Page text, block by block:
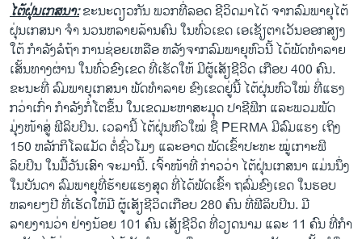
ໄຕ້ຝຸ່ນເກສນາ:ຂະນະດຽວກັນ ພວກທີ່ລອດ ຊີວິດມາໄດ້ ຈາກລົມພາຍຸໄຕ້
ຝຸ່ນເກສນາ ຈຳ ນວນຫລາຍລ້ານຄົນ ໃນທົ່ວເຂດ ເອເຊັຽຕາເວັນອອກສຽງ
ໃຕ້ ກຳລັງລໍຖ້າ ການຊ່ອຍເຫລືອ ຫລັງຈາກລົມພາຍຸຫົວນີ້ ໄດ້ພັດທຳລາຍ
ເສັ້ນທາງຜ່ານ ໃນທົ່ວຂົງເຂດ ທີ່ເຮັດໃຫ້ ມີຜູ້ເສັຽຊີວິດ ເກືອບ 400 ຄົນ.
ຂະນະທີ່ ລົມພາຍຸເກສນາ ພັດທຳລາຍ ຂົງເຂດຢູ່ນີ້ ໄຕ້ຝຸ່ນຫົວໃໝ່ ທີ່ແຮງ
ກວ່າເກົ່າ ກຳລັງກໍ່ໂຕຂຶ້ນ ໃນເຂດມະຫາສະມຸດ ປາຊີຟິກ ແລະພວມພັດ
ມຸ່ງໜ້າສູ່ ຟີລິບປິນ. ເວລານີ້ ໄຕ້ຝຸ່ນຫົວໃໝ່ ຊື່ PERMA ມີລົມແຮງ ເຖິງ
150 ຫລັກກິໂລແມັດ ຕໍ່ຊົ່ວໂມງ ແລະອາດ ພັດເຂົ້າປະທະ ໝູ່ເກາະຟິ
ລິບປິນ ໃນມື້ວັນເສົາ ຈະມານີ້. ເຈົ້າໜ້າທີ່ ກ່າວວ່າ ໄຕ້ຝຸ່ນເກສນາ ແມ່ນນຶ່ງ
ໃນບັນດາ ລົມພາຍຸທີ່ຮ້າຍແຮງສຸດ ທີ່ໄດ້ພັດເຂົ້າ ຖລົ່ມຂົງເຂດ ໃນຮອບ
ຫລາຍໆປີ ທີ່ເຮັດໃຫ້ມີ ຜູ້ເສັຽຊີວິດເກືອບ 280 ຄົນ ທີ່ຟີລິບປິນ. ມີ
ລາຍງານວ່າ ຢ່າງນ້ອຍ 101 ຄົນ ເສັຽຊີວິດ ທີ່ວຽດນາມ ແລະ 11 ຄົນ ທີ່ກຳ